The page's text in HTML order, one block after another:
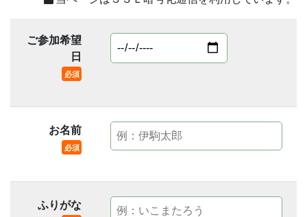
ご参加希望
日
必須
お名前
必須
ふりがな